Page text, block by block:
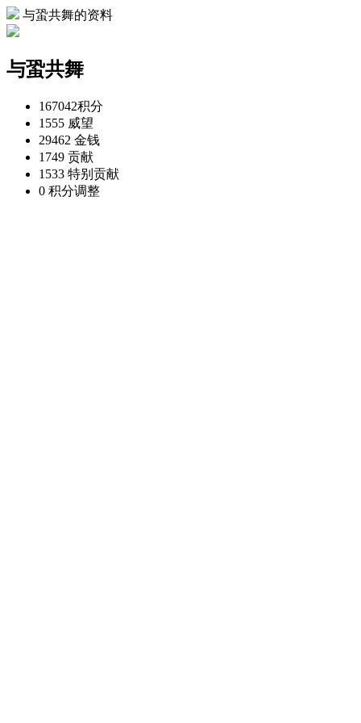
与蛩共舞的资料
与蛩共舞
167042积分
1555 威望
29462 金钱
1749 贡献
1533 特别贡献
0 积分调整